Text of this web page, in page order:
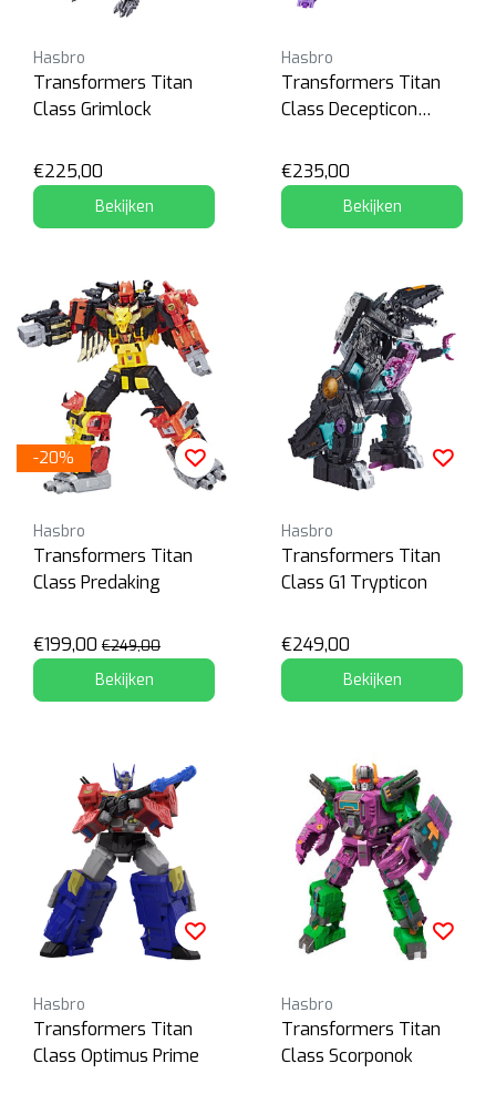
Hasbro
Transformers Titan
Class Grimlock
€225,00
Bekijken
Hasbro
Transformers Titan
Class Decepticon
€235,00
Bekijken
-20%
Hasbro
Transformers Titan
Class Predaking
€199,00 €249,00
Bekijken
Hasbro
Transformers Titan
Class G1 Trypticon
€249,00
Bekijken
Hasbro
Transformers Titan
Class Optimus Prime
Hasbro
Transformers Titan
Class Scorponok